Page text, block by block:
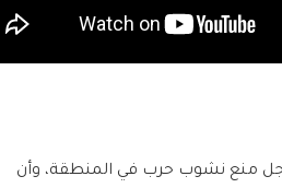
أجل منع نشوب حرب في المنطقة، وأن